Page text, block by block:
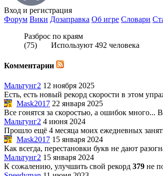
Вход и регистрация
Форум Вики Дозаправка Об игре Словари
Разброс по краям
(75) Используют 492 человека
Комментарии
Мальтунг2 12 ноября 2025
Есть, есть новый рекорд скорости в этом
Mask2017 22 января 2025
Все гонятся за скоростью, а ошибок много...
Мальтунг2 4 июня 2024
Прошло ещё 4 месяца моих ежедневных
Mask2017 15 января 2024
Как всегда, перестановки букв не дают
Мальтунг2 15 января 2024
К сожалению, улучшить свой рекорд 379 не